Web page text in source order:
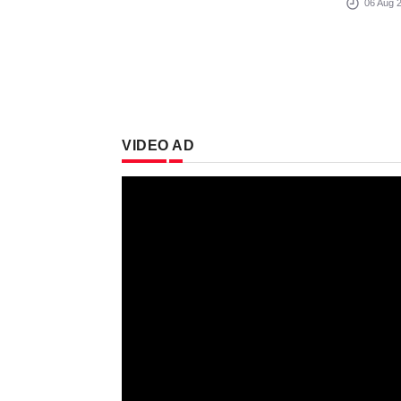
06 Aug
VIDEO AD